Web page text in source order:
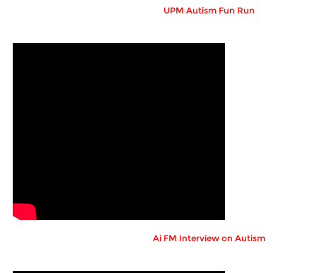
UPM Autism Fun Run
Ai FM Interview on Autism